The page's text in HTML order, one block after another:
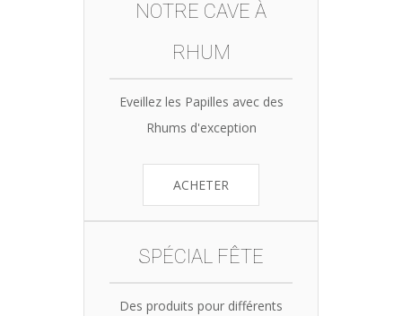
NOTRE CAVE À
RHUM
Eveillez les Papilles avec des
Rhums d'exception
ACHETER
SPÉCIAL FÊTE
Des produits pour différents